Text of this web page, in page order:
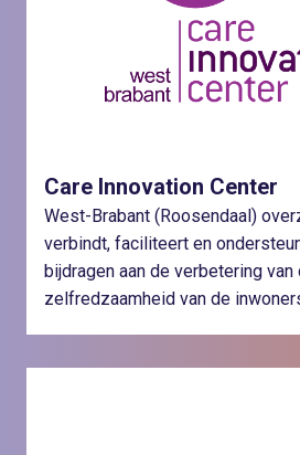
Care Innovation Center
West-Brabant (Roosendaal)
verbindt, faciliteert en
bijdragen aan de verbetering
zelfredzaamheid van de